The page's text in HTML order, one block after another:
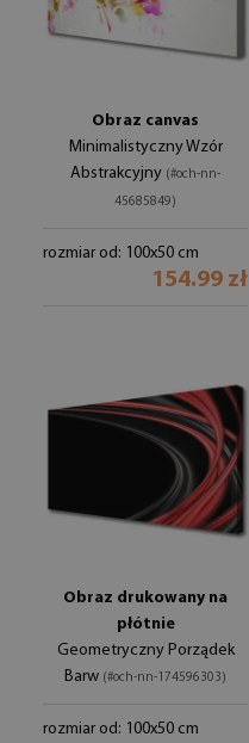
Obraz canvas
Minimalistyczny Wzór
Abstrakcyjny (#och-nn-
45685849)
rozmiar od: 100x50 cm
154.99 zł
Obraz drukowany na
płótnie
Geometryczny Porządek
Barw (#och-nn-174596303)
rozmiar od: 100x50 cm